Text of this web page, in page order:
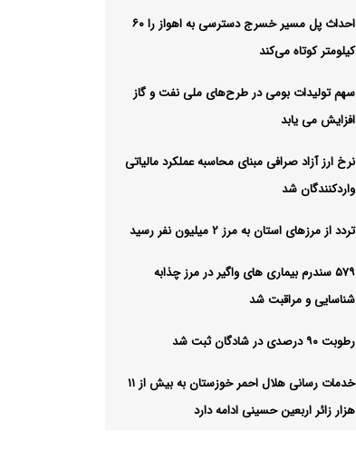
احداث پل مسیر خسرج دسترسی به اهواز را ۶۰
کیلومتر کوتاه می‌کند
سهم تولیدات بومی در طرح‌های ملی نفت و گاز
افزایش می یابد
نرخ ارز آزاد صرافی مبنای محاسبه عملکرد مالیاتی
واردکنندگان شد
تردد از مرزهای استان به مرز ۲ میلیون نفر رسید
۵۷۹ سندرم بیماری های واگیر در مرز چذابه
شناسایی و مراقبت شد
رطوبت ۹۰ درصدی در شادگان ثبت شد
خدمات رسانی هلال احمر خوزستان به بیش از ۱۱
هزار زائر اربعین حسینی ادامه دارد